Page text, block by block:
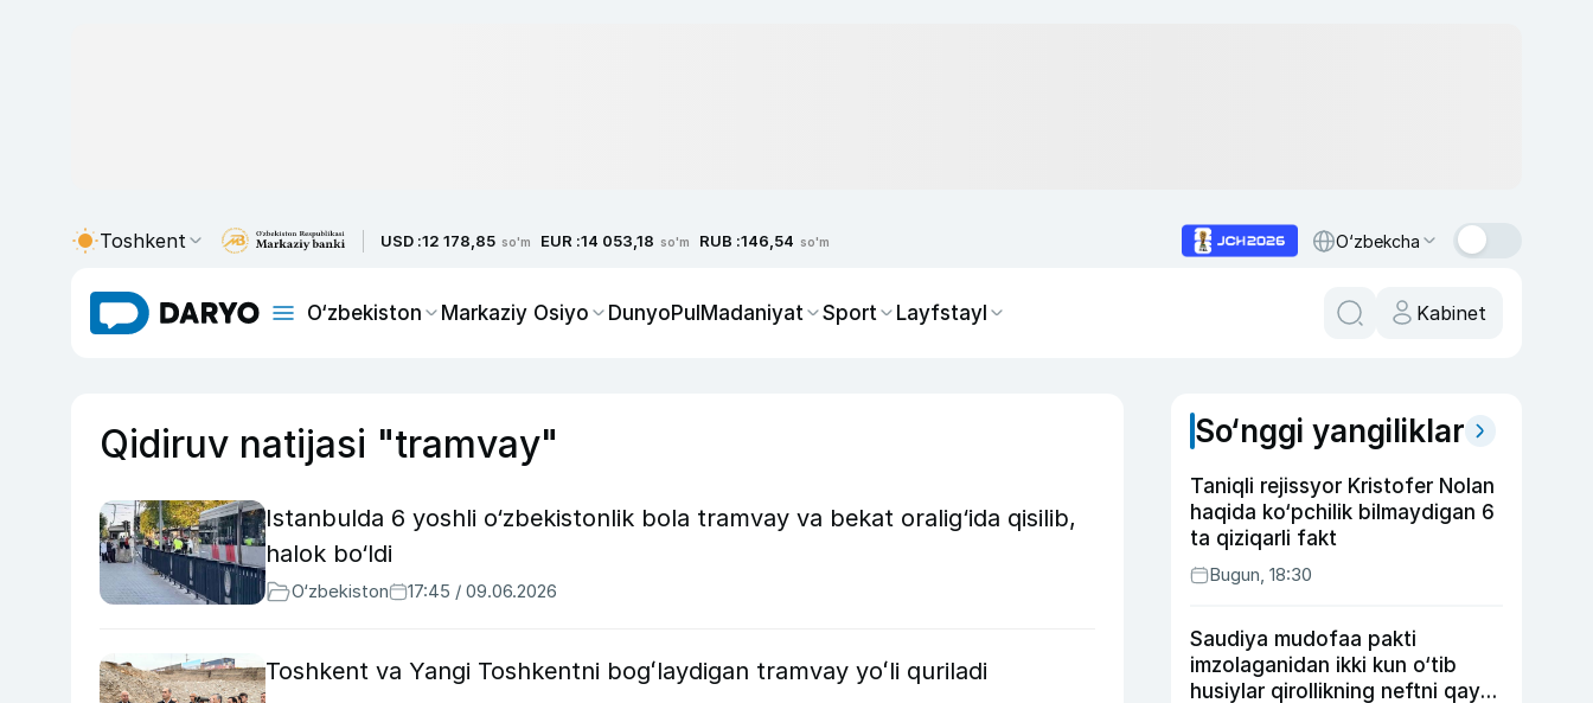
Toshkent USD :12 178,85 so'm EUR :14 053,18 so'm RUB :146,54 so'm O‘zbekcha
O‘zbekiston Markaziy Osiyo DunyoPulMadaniyat Sport Layfstayl Kabinet
Qidiruv natijasi "tramvay"
Istanbulda 6 yoshli o‘zbekistonlik bola tramvay va bekat oralig‘ida qisilib,
halok bo‘ldi
O‘zbekiston 17:45 / 09.06.2026
Toshkent va Yangi Toshkentni bogʻlaydigan tramvay yoʻli quriladi
So‘nggi yangiliklar
Taniqli rejissyor Kristofer Nolan
haqida ko‘pchilik bilmaydigan 6
ta qiziqarli fakt
Bugun, 18:30
Saudiya mudofaa pakti
imzolaganidan ikki kun o‘tib
husiylar qirollikning neftni qayta